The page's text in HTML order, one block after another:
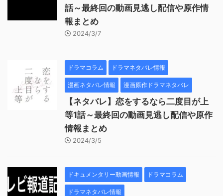
話～最終回の動画見逃し配信や原作情
報まとめ
2024/3/7
ドラマコラム ドラマネタバレ情報
漫画ネタバレ情報 漫画原作ドラマネタバレ
【ネタバレ】恋をするなら二度目が上
等1話～最終回の動画見逃し配信や原作
情報まとめ
2024/3/5
ドキュメンタリー動画情報 ドラマコラム
ドラマネタバレ情報